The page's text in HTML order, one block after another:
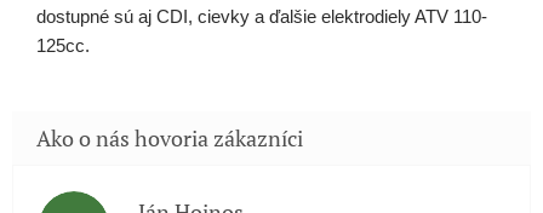
dostupné sú aj CDI, cievky a ďalšie elektrodiely ATV 110-
125cc.